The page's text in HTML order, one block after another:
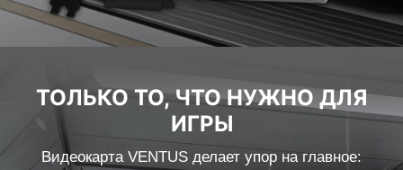
ТОЛЬКО ТО, ЧТО НУЖНО ДЛЯ
ИГРЫ
Видеокарта VENTUS делает упор на главное: